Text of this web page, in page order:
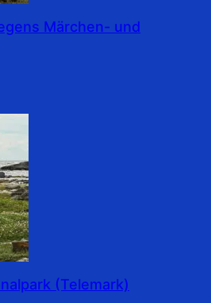
Märchen- und
(Telemark)